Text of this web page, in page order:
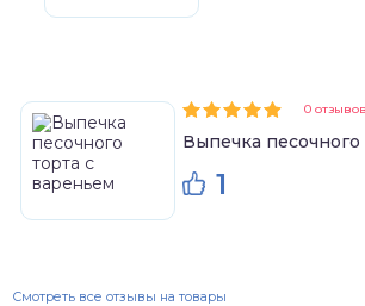
0 отзывов
Выпечка песочного
1
Смотреть все отзывы на товары